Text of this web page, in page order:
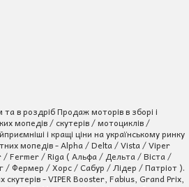
в роздріб Продаж моторів в зборі і
мопедів / скутерів / мотоциклів /
і кращі ціни на українському ринку
мопедів - Alpha / Delta / Vista / Viper
Fermer / Riga ( Альфа / Дельта / Віста /
/ Фермер / Хорс / Сабур / Лідер / Патріот ).
скутерів - VIPER Booster, Fabius, Grand Prix,